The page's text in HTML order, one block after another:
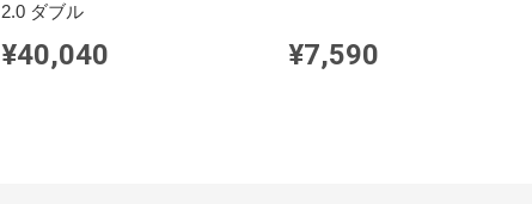
2.0 ダブル
¥40,040 ¥7,590